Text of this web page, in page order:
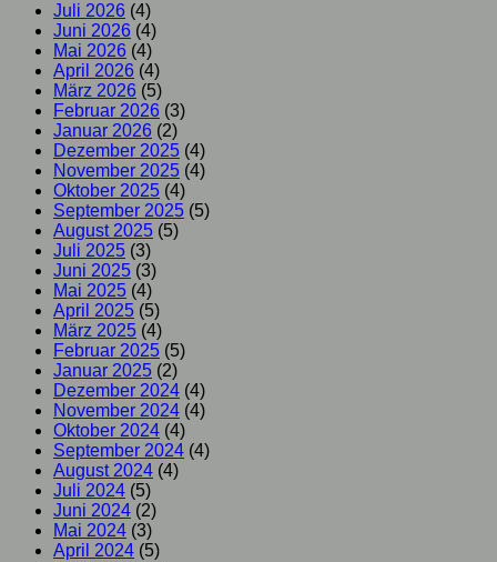
Juli 2026 (4)
Juni 2026 (4)
Mai 2026 (4)
April 2026 (4)
März 2026 (5)
Februar 2026 (3)
Januar 2026 (2)
Dezember 2025 (4)
November 2025 (4)
Oktober 2025 (4)
September 2025 (5)
August 2025 (5)
Juli 2025 (3)
Juni 2025 (3)
Mai 2025 (4)
April 2025 (5)
März 2025 (4)
Februar 2025 (5)
Januar 2025 (2)
Dezember 2024 (4)
November 2024 (4)
Oktober 2024 (4)
September 2024 (4)
August 2024 (4)
Juli 2024 (5)
Juni 2024 (2)
Mai 2024 (3)
April 2024 (5)